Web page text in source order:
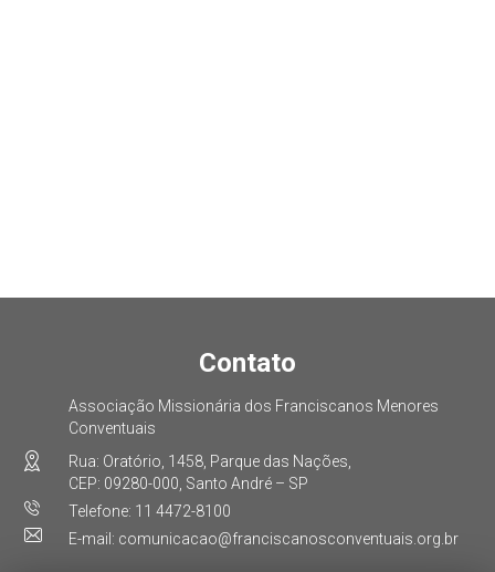
Contato
Associação Missionária dos Franciscanos Menores
Conventuais
Rua: Oratório, 1458, Parque das Nações,
CEP: 09280-000, Santo André – SP
Telefone: 11 4472-8100
E-mail: comunicacao@franciscanosconventuais.org.br